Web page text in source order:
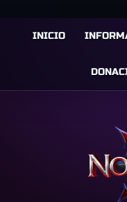
INICIO